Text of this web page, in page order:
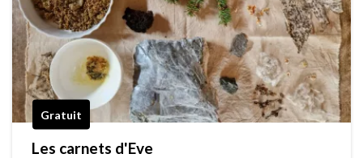
Gratuit
Les carnets d'Eve